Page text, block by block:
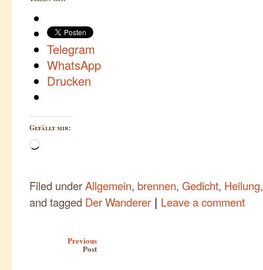
Telegram
WhatsApp
Drucken
Gefällt mir:
Wird
Filed underAllgemein, brennen, Gedicht, Heilung
and tagged Der Wanderer | Leave a comment
Previous
Post